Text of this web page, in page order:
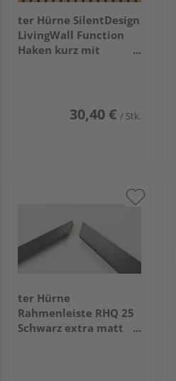
ter Hürne SilentDesign
LivingWall Function
Haken kurz mit
30,40 € / Stk.
ter Hürne
Rahmenleiste RHQ 25
Schwarz extra matt